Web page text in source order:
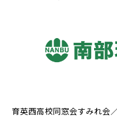
育英西高校同窓会すみれ会